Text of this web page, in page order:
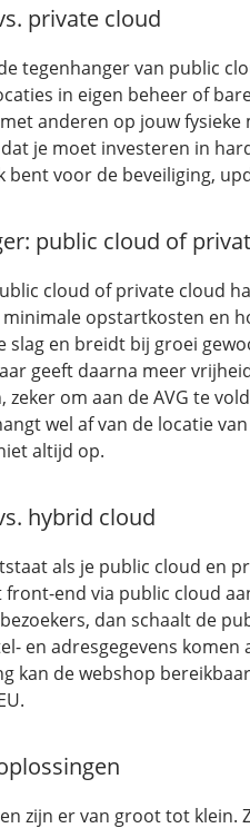
private cloud
tegenhanger van public
in eigen beheer of
anderen op jouw
je moet investeren in
voor de beveiliging,
public cloud of
cloud of private cloud
opstartkosten en
slag en breidt bij groei
geeft daarna meer
zeker om aan de AVG te
wel af van de locatie
altijd op.
hybrid cloud
als je public cloud en
end via public cloud
dan schaalt de
en adresgegevens
kan de webshop
zijn er van groot tot